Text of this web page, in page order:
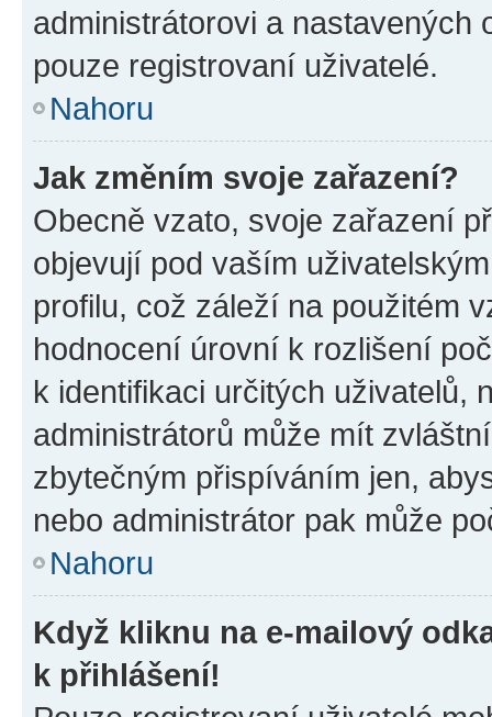
administrátorovi a nastavených
pouze registrovaní uživatelé.
Nahoru
Jak změním svoje zařazení?
Obecně vzato, svoje zařazení
objevují pod vaším
profilu, což záleží na použitém
hodnocení úrovní k rozlišení
k identifikaci určitých uživatelů,
administrátorů může mít
zbytečným přispíváním jen,
nebo administrátor pak může
Nahoru
Když kliknu na e-mailový
k přihlášení!